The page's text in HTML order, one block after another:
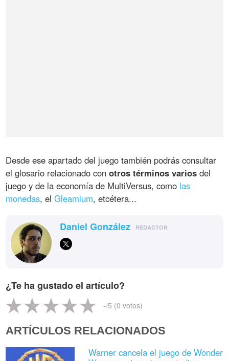
Desde ese apartado del juego también podrás consultar
el glosario relacionado conotros términos varios del
juego y de la economía de MultiVersus, como las
monedas, elGleamium, etcétera...
Daniel González REDACTOR
¿Te ha gustado el artículo?
-/5 (0 votos)
ARTÍCULOS RELACIONADOS
Warner cancela el juego de Wonder